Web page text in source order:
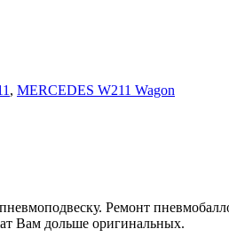
, MERCEDES W211 Wagon
Ремонт
Вам дольше оригинальных.